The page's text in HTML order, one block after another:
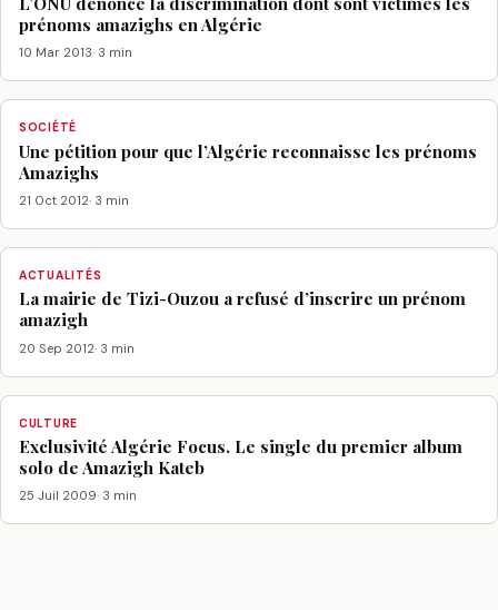
prénoms amazighs en Algérie
10 Mar 2013· 3 min
SOCIÉTÉ
Une pétition pour que l’Algérie reconnaisse les prénoms
Amazighs
21 Oct 2012· 3 min
ACTUALITÉS
La mairie de Tizi-Ouzou a refusé d’inscrire un prénom
amazigh
20 Sep 2012· 3 min
CULTURE
Exclusivité Algérie Focus. Le single du premier album
solo de Amazigh Kateb
25 Juil 2009· 3 min